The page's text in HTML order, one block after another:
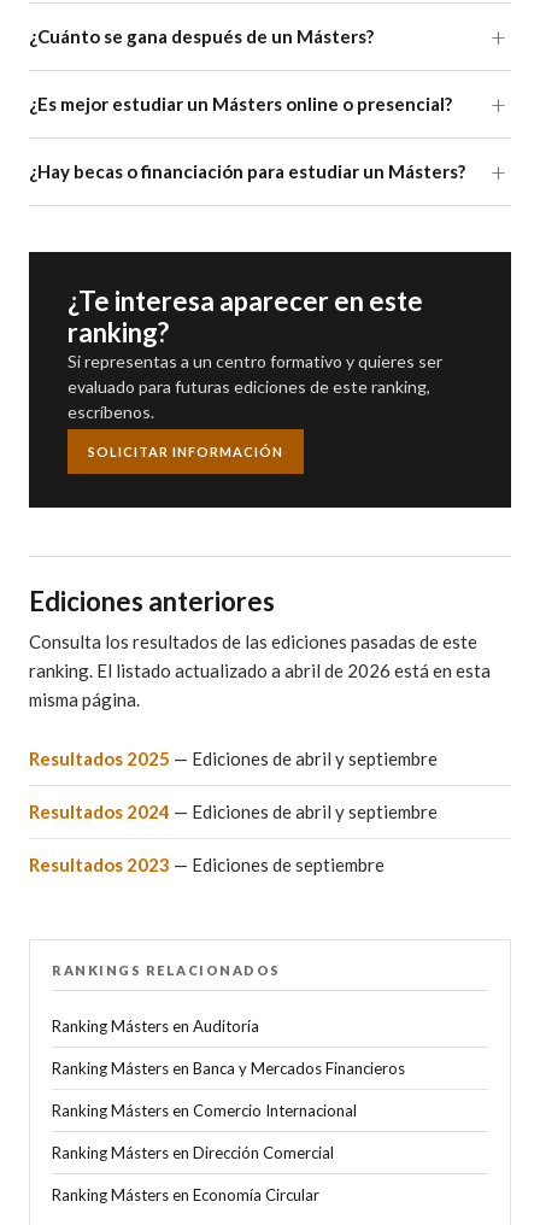
¿Cuánto se gana después de un Másters?
¿Es mejor estudiar un Másters online o presencial?
¿Hay becas o financiación para estudiar un Másters?
¿Te interesa aparecer en este
ranking?
Si representas a un centro formativo y quieres ser
evaluado para futuras ediciones de este ranking,
escríbenos.
SOLICITAR INFORMACIÓN
Ediciones anteriores
Consulta los resultados de las ediciones pasadas de este
ranking. El listado actualizado a abril de 2026 está en esta
misma página.
Resultados 2025 — Ediciones de abril y septiembre
Resultados 2024 — Ediciones de abril y septiembre
Resultados 2023 — Ediciones de septiembre
RANKINGS RELACIONADOS
Ranking Másters en Auditoría
Ranking Másters en Banca y Mercados Financieros
Ranking Másters en Comercio Internacional
Ranking Másters en Dirección Comercial
Ranking Másters en Economía Circular